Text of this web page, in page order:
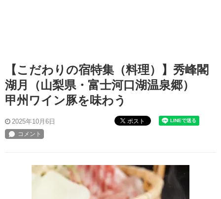
【こだわりの宿特集（料理）】秀峰閣
湖月（山梨県・富士河口湖温泉郷）
甲州ワイン豚を味わう
2025年10月6日 ポスト